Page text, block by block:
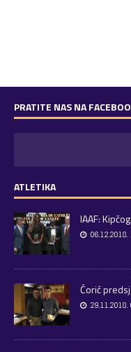
PRATITE NAS NA
ATLETIKA
IAAF:
06.12.2018.
Ćorić
29.11.2018.